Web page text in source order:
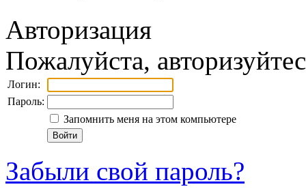
Авторизация
Пожалуйста,
Логин:
Пароль:
Запомнить меня на этом компьютере
Забыли свой пароль?